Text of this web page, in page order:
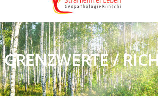
GRENZWERTE /